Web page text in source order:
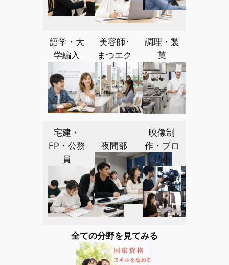
語学・大
学編入
美容師･
まつエク
調理・製
菓
宅建・
FP・公務
員
夜間部
映像制
作・プロ
動画
全ての分野を見てみる